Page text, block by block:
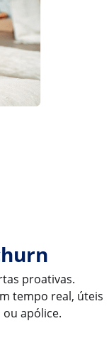
proativas.
tempo real, úteis
apólice.